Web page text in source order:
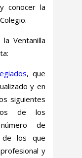
conocer la
Ventanilla
, que
y en
siguientes
de los
de
de los que
y